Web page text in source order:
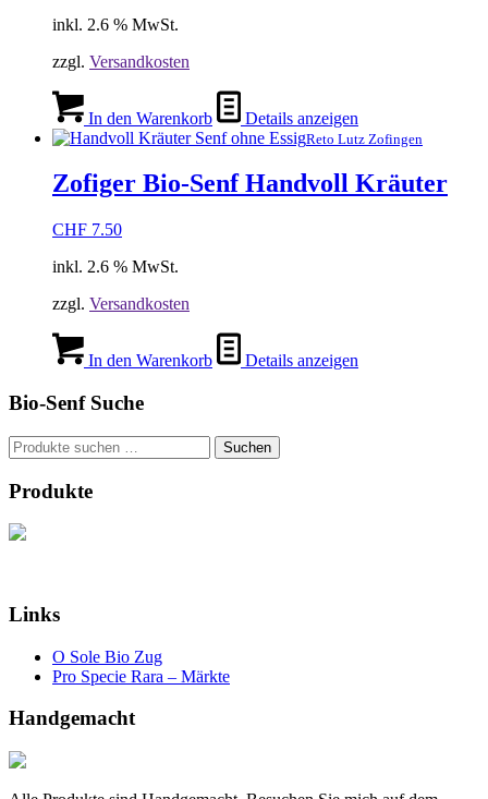
inkl. 2.6 % MwSt.
zzgl. Versandkosten
In den Warenkorb Details anzeigen
Reto Lutz Zofingen
Zofiger Bio-Senf Handvoll Kräuter
CHF 7.50
inkl. 2.6 % MwSt.
zzgl. Versandkosten
In den Warenkorb Details anzeigen
Bio-Senf Suche
Suchen
nach:
Suchen
Produkte
Links
O Sole Bio Zug
Pro Specie Rara – Märkte
Handgemacht